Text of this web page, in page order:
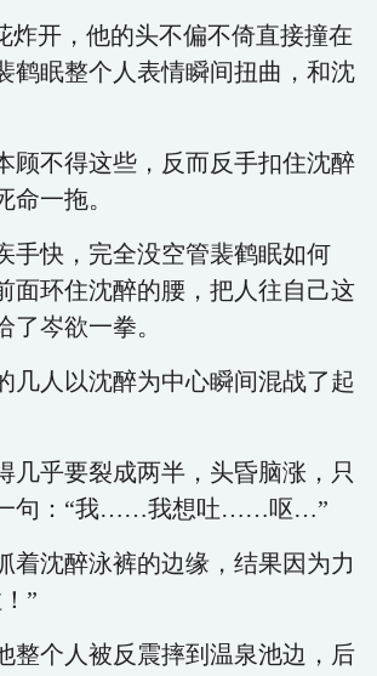
开，他的头不偏不倚直接撞在
鹤眠整个人表情瞬间扭曲，和沈
不得这些，反而反手扣住沈醉
命一拖。
快，完全没空管裴鹤眠如何
面环住沈醉的腰，把人往自己这
了岑欲一拳。
人以沈醉为中心瞬间混战了起
乎要裂成两半，头昏脑涨，只
句：“我……我想吐……呕…”
沈醉泳裤的边缘，结果因为力
”
个人被反震摔到温泉池边，后